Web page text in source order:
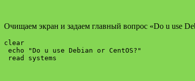
Очищаем экран и задаем главный вопрос «Do u use
clear
echo "Do u use Debian or CentOS?"